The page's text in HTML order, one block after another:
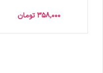
358,000تومان